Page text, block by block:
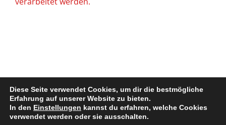
Impressum / Disclaimer| Copyright @ 2022. All Rights Reserved
Diese Seite verwendet Cookies, um dir die bestmögliche
Erfahrung auf unserer Website zu bieten.
In den Einstellungen kannst du erfahren, welche Cookies
verwendet werden oder sie ausschalten.